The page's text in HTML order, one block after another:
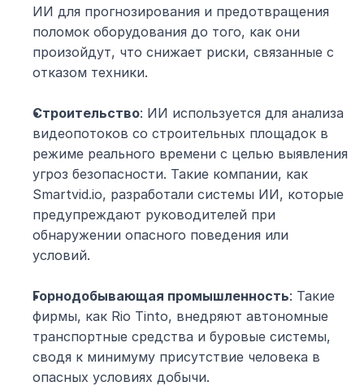
ИИ для прогнозирования и предотвращения
поломок оборудования до того, как они
произойдут, что снижает риски, связанные с
отказом техники.
Строительство: ИИ используется для анализа
видеопотоков со строительных площадок в
режиме реального времени с целью выявления
угроз безопасности. Такие компании, как
Smartvid.io, разработали системы ИИ, которые
предупреждают руководителей при
обнаружении опасного поведения или
условий.
Горнодобывающая промышленность: Такие
фирмы, как Rio Tinto, внедряют автономные
транспортные средства и буровые системы,
сводя к минимуму присутствие человека в
опасных условиях добычи.